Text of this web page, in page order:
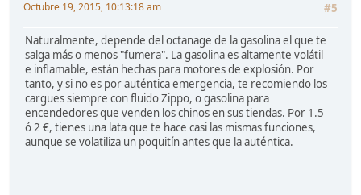
#5
Octubre 19, 2015, 10:13:18 am
Naturalmente, depende del octanage de la gasolina el que te
salga más o menos "fumera". La gasolina es altamente volátil
e inflamable, están hechas para motores de explosión. Por
tanto, y si no es por auténtica emergencia, te recomiendo los
cargues siempre con fluido Zippo, o gasolina para
encendedores que venden los chinos en sus tiendas. Por 1.5
ó 2 €, tienes una lata que te hace casi las mismas funciones,
aunque se volatiliza un poquitín antes que la auténtica.